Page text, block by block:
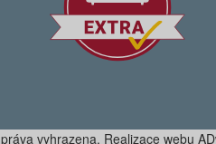
vyhrazena. Realizace webu